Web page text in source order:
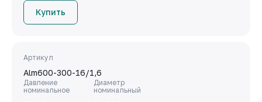
Купить
Артикул
Alm600-300-16/1,6
Давление
номинальное
Диаметр
номинальный